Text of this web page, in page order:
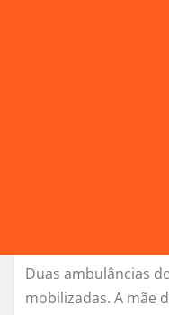
Duas ambulâncias
mobilizadas. A mãe